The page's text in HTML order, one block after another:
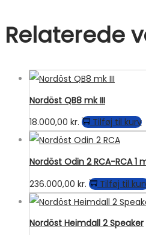
Relaterede
Nordöst QB8 mk III
18.000,00 kr. Tilføj til kurv
Nordöst Odin 2 RCA-RCA 1
236.000,00 kr. Tilføj til
Nordöst Heimdall 2 Speaker